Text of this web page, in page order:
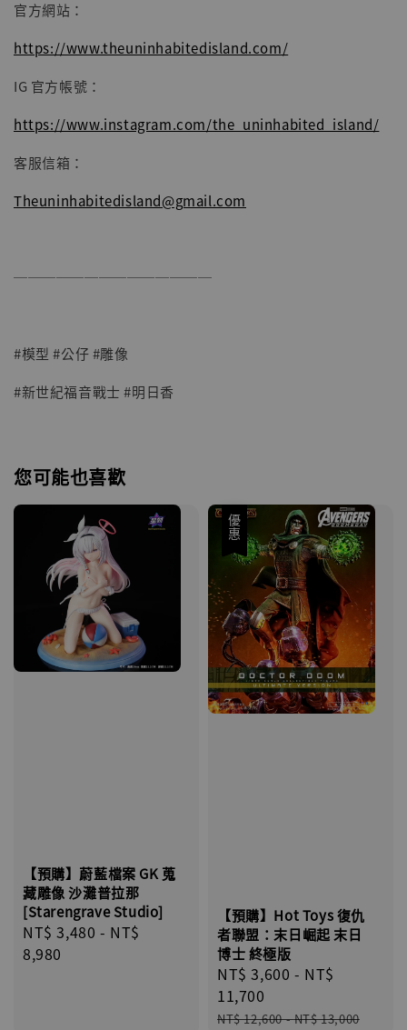
官方網站：
https://www.theuninhabitedisland.com/
IG 官方帳號：
https://www.instagram.com/the_uninhabited_island/
客服信箱：
Theuninhabitedisland@gmail.com
──────────────
#模型 #公仔 #雕像
#新世紀福音戰士 #明日香
您可能也喜歡
【預購】蔚藍檔案 GK 蒐
藏雕像 沙灘普拉那
[Starengrave Studio]
Regular
price
NT$ 3,480 - NT$
8,980
優惠
【預購】Hot Toys 復仇
者聯盟：末日崛起 末日
博士 終極版
Sale
price
NT$ 3,600 - NT$
11,700
Regular
NT$ 12,600-NT$ 13,000